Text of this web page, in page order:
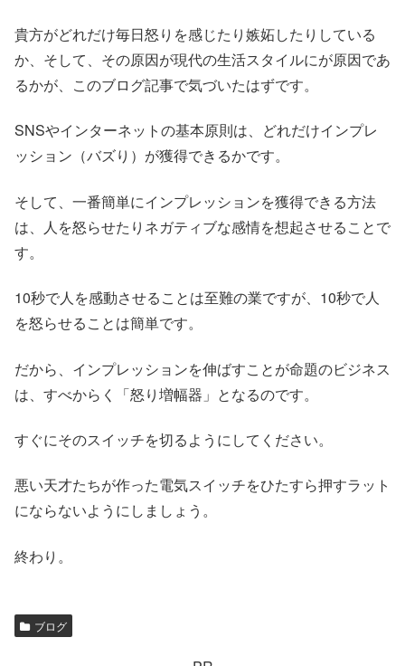
貴方がどれだけ毎日怒りを感じたり嫉妬したりしている
か、そして、その原因が現代の生活スタイルにが原因であ
るかが、このブログ記事で気づいたはずです。
SNSやインターネットの基本原則は、どれだけインプレ
ッション（バズり）が獲得できるかです。
そして、一番簡単にインプレッションを獲得できる方法
は、人を怒らせたりネガティブな感情を想起させることで
す。
10秒で人を感動させることは至難の業ですが、10秒で人
を怒らせることは簡単です。
だから、インプレッションを伸ばすことが命題のビジネス
は、すべからく「怒り増幅器」となるのです。
すぐにそのスイッチを切るようにしてください。
悪い天才たちが作った電気スイッチをひたすら押すラット
にならないようにしましょう。
終わり。
ブログ